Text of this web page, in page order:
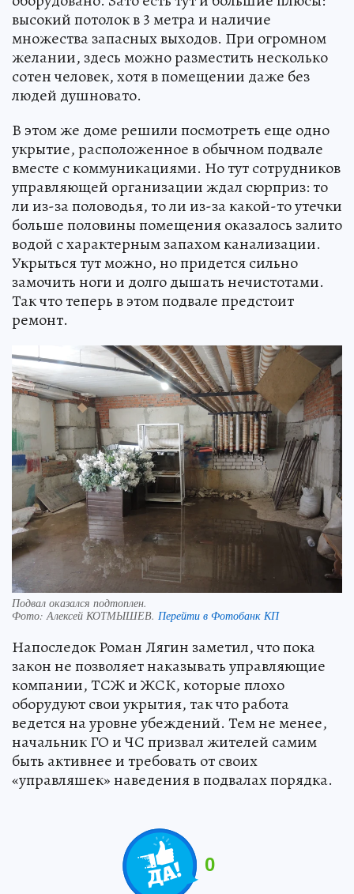
высокий потолок в 3 метра и наличие
множества запасных выходов. При огромном
желании, здесь можно разместить несколько
сотен человек, хотя в помещении даже без
людей душновато.
В этом же доме решили посмотреть еще одно
укрытие, расположенное в обычном подвале
вместе с коммуникациями. Но тут сотрудников
управляющей организации ждал сюрприз: то
ли из-за половодья, то ли из-за какой-то утечки
больше половины помещения оказалось залито
водой с характерным запахом канализации.
Укрыться тут можно, но придется сильно
замочить ноги и долго дышать нечистотами.
Так что теперь в этом подвале предстоит
ремонт.
Подвал оказался подтоплен.
Фото:Алексей КОТМЫШЕВ. Перейти в Фотобанк КП
Напоследок Роман Лягин заметил, что пока
закон не позволяет наказывать управляющие
компании, ТСЖ и ЖСК, которые плохо
оборудуют свои укрытия, так что работа
ведется на уровне убеждений. Тем не менее,
начальник ГО и ЧС призвал жителей самим
быть активнее и требовать от своих
«управляшек» наведения в подвалах порядка.
0